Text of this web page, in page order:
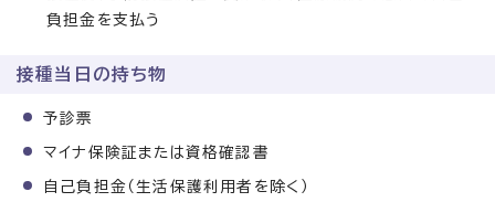
負担金を支払う
接種当日の持ち物
予診票
マイナ保険証または資格確認書
自己負担金（生活保護利用者を除く）